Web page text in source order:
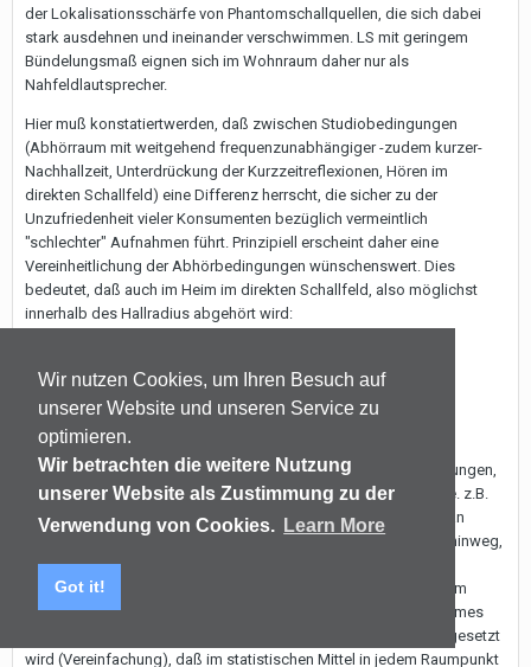
Wir nutzen Cookies, um Ihren Besuch auf
unserer Website und unseren Service zu
optimieren.
Wir betrachten die weitere Nutzung
unserer Website als Zustimmung zu der
Verwendung von Cookies. Learn More
Got it!
der Lokalisationsschärfe von Phantomschallquellen, die sich dabei
stark ausdehnen und ineinander verschwimmen. LS mit geringem
Bündelungsmaß eignen sich im Wohnraum daher nur als
Nahfeldlautsprecher.
Hier muß konstatiertwerden, daß zwischen Studiobedingungen
(Abhörraum mit weitgehend frequenzunabhängiger -zudem kurzer-
Nachhallzeit, Unterdrückung der Kurzzeitreflexionen, Hören im
direkten Schallfeld) eine Differenz herrscht, die sicher zu der
Unzufriedenheit vieler Konsumenten bezüglich vermeintlich
"schlechter" Aufnahmen führt. Prinzipiell erscheint daher eine
Vereinheitlichung der Abhörbedingungen wünschenswert. Dies
bedeutet, daß auch im Heim im direkten Schallfeld, also möglichst
innerhalb des Hallradius abgehört wird:
3. Der Hallradius
Bewegt man sich unter Freifeldbedingungen (d.h. unter Bedingungen,
wo es nicht zu Reflexionen an Begrenzungsflächen kommt, wie. z.B.
im reflexionsarmen = "schalltoten" Raum oder hoch in der Luft an
einem Kran hängend :-)) von einer punktförmigen Schallquelle hinweg,
so nimmt die Schallintensität mit zunehmender Entfernung
quadratisch ab (vgl. Oberfläche einer Kugel). Eine Schallquelle im
Wohnraum generiert jedoch aufgrund der Nachhallzeit des Raumes
zusätzlich ein sog. "diffuses Schallfeld", von dem jetzt vorausgesetzt
wird (Vereinfachung), daß im statistischen Mittel in jedem Raumpunkt